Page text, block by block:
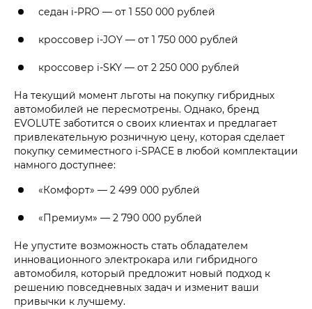
седан i‑PRO — от 1 550 000 рублей
кроссовер i‑JOY — от 1 750 000 рублей
кроссовер i‑SKY — от 2 250 000 рублей
На текущий момент льготы на покупку гибридных
автомобилей не пересмотрены. Однако, бренд
EVOLUTE заботится о своих клиентах и предлагает
привлекательную розничную цену, которая сделает
покупку семиместного i‑SPACE в любой комплектации
намного доступнее:
«Комфорт» — 2 499 000 рублей
«Премиум» — 2 790 000 рублей
Не упустите возможность стать обладателем
инновационного электрокара или гибридного
автомобиля, который предложит новый подход к
решению повседневных задач и изменит ваши
привычки к лучшему.